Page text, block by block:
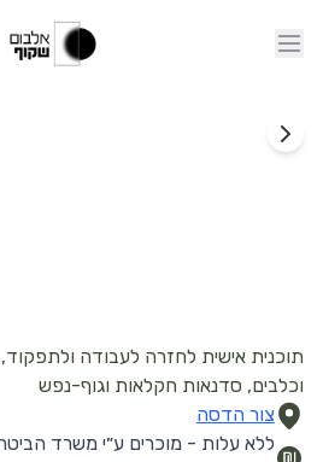
תוכנית אישית לחזרה לעבודה ולתפקוד,
וכלבים, סדנאות חקלאות וגוף-נפש
צור הדסה
ללא עלות - מוכרים ע״י משרד